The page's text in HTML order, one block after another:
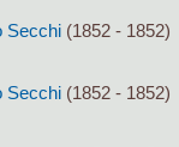
Secchi (1852 - 1852)
Secchi (1852 - 1852)